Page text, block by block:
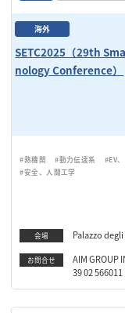
海外
SETC2025（29th
nology Conference）
#熱機関 #動力伝達系 #EV
#安全、人間工学
会場 Palazzo
お問合せ
AIM GROUP
39 02 566011